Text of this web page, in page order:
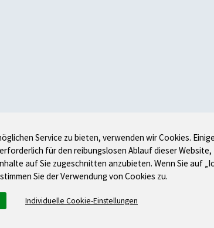
Service zu bieten, verwenden wir Cookies.
für den reibungslosen Ablauf dieser Website,
auf Sie zugeschnitten anzubieten. Wenn Sie auf
Sie der Verwendung von Cookies zu.
Individuelle Cookie-Einstellungen